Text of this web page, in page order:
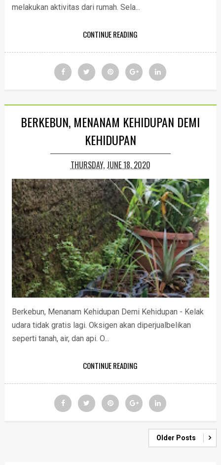
melakukan aktivitas dari rumah. Sela...
CONTINUE READING
BERKEBUN, MENANAM KEHIDUPAN DEMI
KEHIDUPAN
THURSDAY, JUNE 18, 2020
Berkebun, Menanam Kehidupan Demi Kehidupan - Kelak
udara tidak gratis lagi. Oksigen akan diperjualbelikan
seperti tanah, air, dan api. O...
CONTINUE READING
Older Posts